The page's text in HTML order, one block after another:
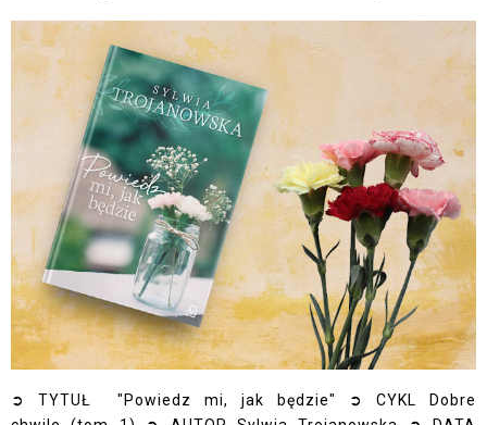
➲ TYTUŁ "Powiedz mi, jak będzie" ➲ CYKL Dobre